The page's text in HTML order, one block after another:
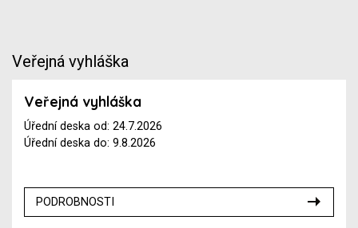
Veřejná vyhláška
Veřejná vyhláška
Úřední deska od: 24.7.2026
Úřední deska do: 9.8.2026
PODROBNOSTI